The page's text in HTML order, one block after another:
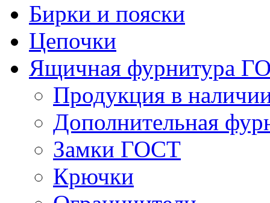
Бирки и пояски
Цепочки
Ящичная фурнитура
Продукция в
Дополнительная
Замки ГОСТ
Крючки